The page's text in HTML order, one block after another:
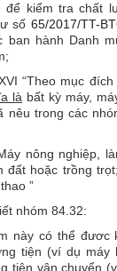
để kiểm tra chất
số 65/2017/TT-
ban hành Danh
“Theo mục
là bất kỳ máy,
nêu trong các
nông nghiệp,
đất hoặc trồng
”
nhóm 84.32:
này có thể đươc
tiện (ví dụ máy
tiện vận chuyển